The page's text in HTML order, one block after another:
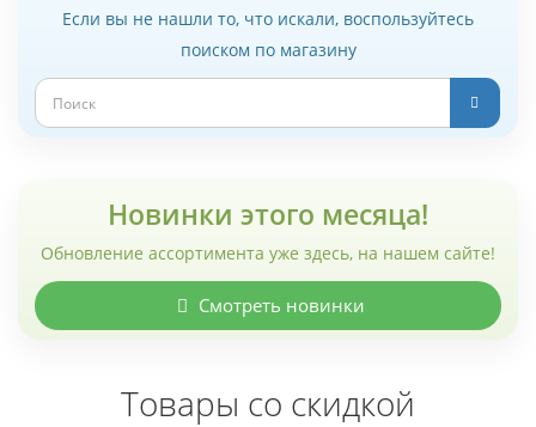
Если вы не нашли то, что искали, воспользуйтесь
поиском по магазину
Новинки этого месяца!
Обновление ассортимента уже здесь, на нашем сайте!
Смотреть новинки
Товары со скидкой